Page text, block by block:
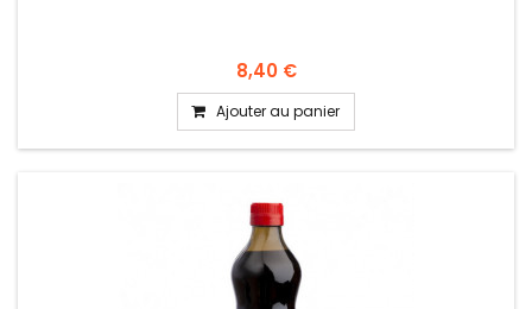
8,40 €
Ajouter au panier